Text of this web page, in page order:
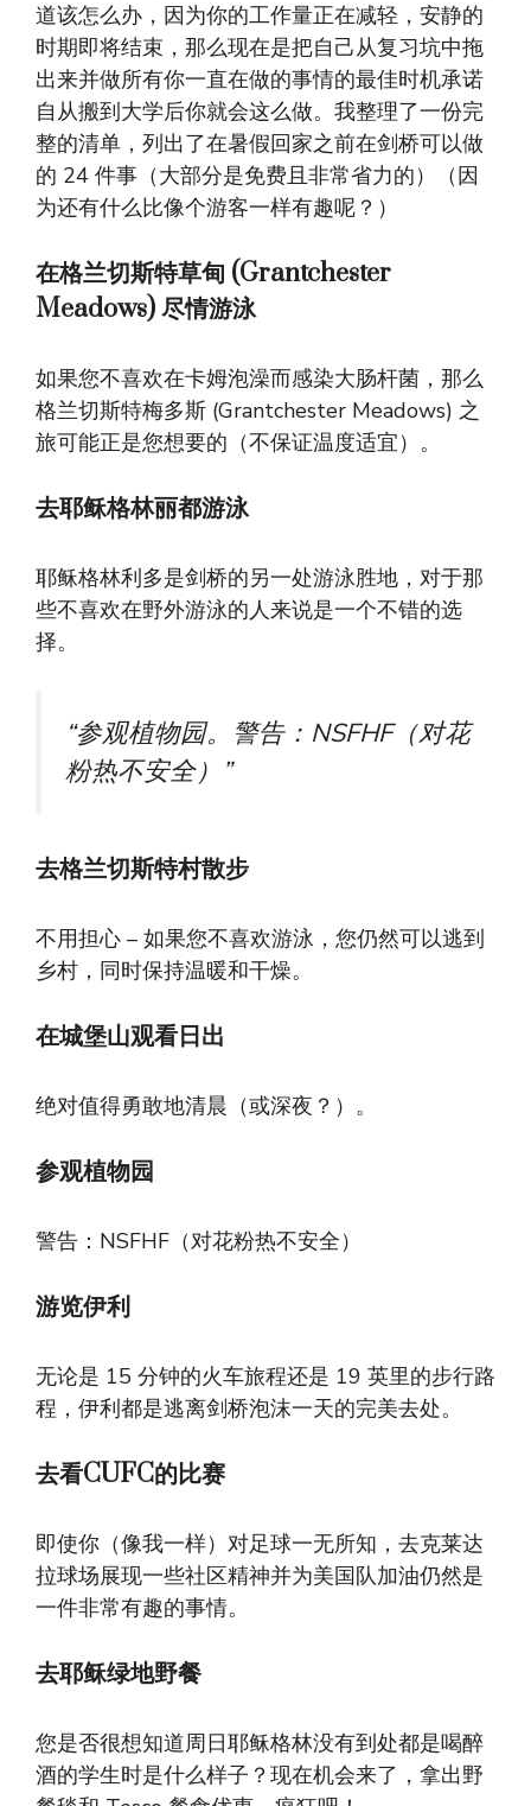
道该怎么办，因为你的工作量正在减轻，安静的
时期即将结束，那么现在是把自己从复习坑中拖
出来并做所有你一直在做的事情的最佳时机承诺
自从搬到大学后你就会这么做。我整理了一份完
整的清单，列出了在暑假回家之前在剑桥可以做
的 24 件事（大部分是免费且非常省力的）（因
为还有什么比像个游客一样有趣呢？）
在格兰切斯特草甸 (Grantchester
Meadows) 尽情游泳
如果您不喜欢在卡姆泡澡而感染大肠杆菌，那么
格兰切斯特梅多斯 (Grantchester Meadows) 之
旅可能正是您想要的（不保证温度适宜）。
去耶稣格林丽都游泳
耶稣格林利多是剑桥的另一处游泳胜地，对于那
些不喜欢在野外游泳的人来说是一个不错的选
择。
“参观植物园。警告：NSFHF（对花
粉热不安全）”
去格兰切斯特村散步
不用担心 – 如果您不喜欢游泳，您仍然可以逃到
乡村，同时保持温暖和干燥。
在城堡山观看日出
绝对值得勇敢地清晨（或深夜？）。
参观植物园
警告：NSFHF（对花粉热不安全）
游览伊利
无论是 15 分钟的火车旅程还是 19 英里的步行路
程，伊利都是逃离剑桥泡沫一天的完美去处。
去看CUFC的比赛
即使你（像我一样）对足球一无所知，去克莱达
拉球场展现一些社区精神并为美国队加油仍然是
一件非常有趣的事情。
去耶稣绿地野餐
您是否很想知道周日耶稣格林没有到处都是喝醉
酒的学生时是什么样子？现在机会来了，拿出野